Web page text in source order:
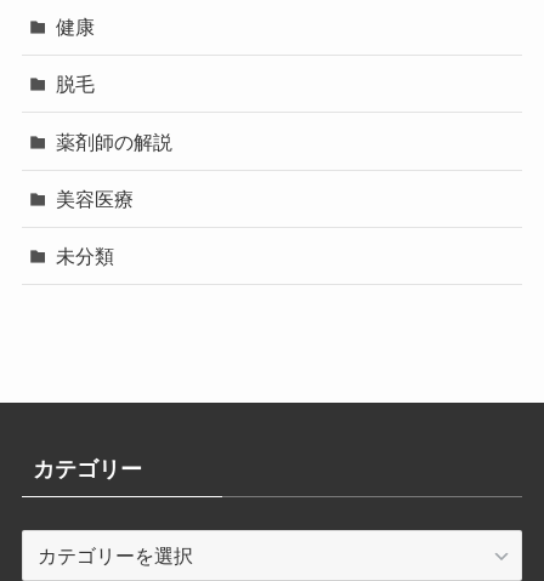
健康
脱毛
薬剤師の解説
美容医療
未分類
カテゴリー
テ